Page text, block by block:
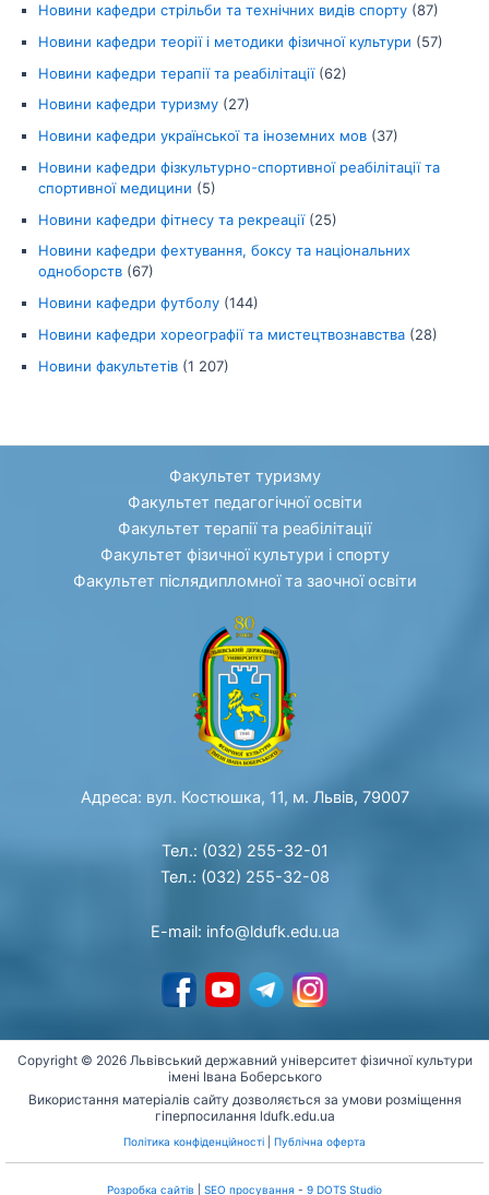
Новини кафедри стрільби та технічних видів спорту (87)
Новини кафедри теорії і методики фізичної культури (57)
Новини кафедри терапії та реабілітації(62)
Новини кафедри туризму (27)
Новини кафедри української та іноземних мов (37)
Новини кафедри фізкультурно-спортивної реабілітації та
спортивної медицини (5)
Новини кафедри фітнесу та рекреації(25)
Новини кафедри фехтування, боксу та національних
одноборств (67)
Новини кафедри футболу (144)
Новини кафедри хореографії та мистецтвознавства (28)
Новини факультетів (1 207)
Факультет туризму
Факультет педагогічної освіти
Факультет терапії та реабілітації
Факультет фізичної культури і спорту
Факультет післядипломної та заочної освіти
Адреса: вул. Костюшка, 11, м. Львів, 79007
Тел.: (032) 255-32-01
Тел.: (032) 255-32-08
E-mail: info@ldufk.edu.ua
Copyright © 2026 Львівський державний університет фізичної культури
імені Івана Боберського
Використання матеріалів сайту дозволяється за умови розміщення
гіперпосилання ldufk.edu.ua
Політика конфіденційності Публічна оферта
Розробка сайтів SEO просування - 9 DOTS Studio